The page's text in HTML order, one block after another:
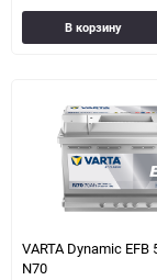
В корзину
VARTA Dynamic EFB
N70